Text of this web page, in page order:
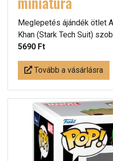
Meglepetés ájándék ötlet
Khan (Stark Tech Suit)
5690 Ft
Tovább a vásárlásra